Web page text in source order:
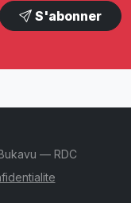
S'abonner
— RDC